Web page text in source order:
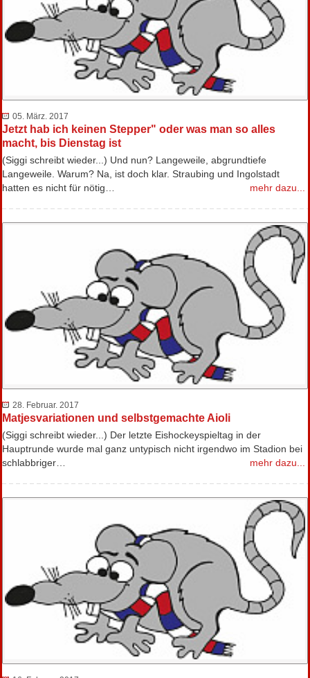
05. März. 2017
Jetzt hab ich keinen Stepper" oder was man so alles
macht, bis Dienstag ist
(Siggi schreibt wieder...) Und nun? Langeweile, abgrundtiefe
Langeweile. Warum? Na, ist doch klar. Straubing und Ingolstadt
hatten es nicht für nötig…
mehr dazu...
28. Februar. 2017
Matjesvariationen und selbstgemachte Aioli
(Siggi schreibt wieder...) Der letzte Eishockeyspieltag in der
Hauptrunde wurde mal ganz untypisch nicht irgendwo im Stadion bei
schlabbriger…
mehr dazu...